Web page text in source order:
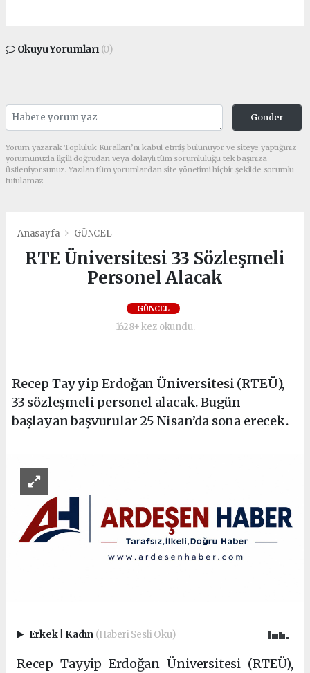
Okuyu Yorumları (0)
Gonder
Yorum yazarak Topluluk Kuralları’nı kabul etmiş bulunuyor ve siteye yaptığınız
yorumunuzla ilgili doğrudan veya dolaylı tüm sorumluluğu tek başınıza
üstleniyorsunuz. Yazılan tüm yorumlardan site yönetimi hiçbir şekilde sorumlu
tutulamaz.
Anasayfa GÜNCEL
RTE Üniversitesi 33 Sözleşmeli
Personel Alacak
GÜNCEL
1628+ kez okundu.
Recep Tayyip Erdoğan Üniversitesi (RTEÜ),
33 sözleşmeli personel alacak. Bugün
başlayan başvurular 25 Nisan’da sona erecek.
Erkek Kadın (Haberi Sesli Oku)
Recep Tayyip Erdoğan Üniversitesi (RTEÜ),